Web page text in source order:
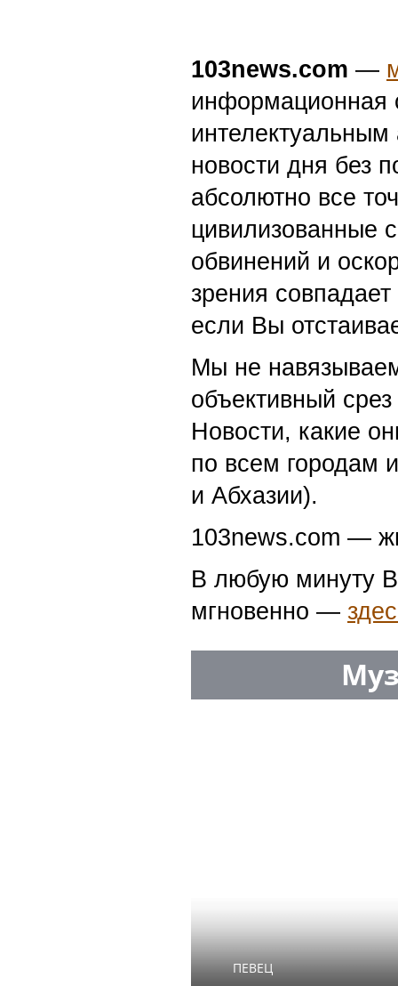
103news.com —
информационная
новости дня без
абсолютно все
цивилизованные
обвинений и
зрения
если Вы
Мы не
объективный
Новости, какие
по всем городам
и Абхазии).
103news.com —
В любую минуту
мгновенно —
ПЕВЕЦ